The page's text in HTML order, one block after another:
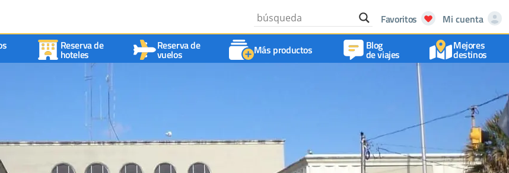
Favoritos
Mi cuenta
Reserva de
hoteles
Reserva de
vuelos Más productos Blog
de viajes
Mejores
destinos